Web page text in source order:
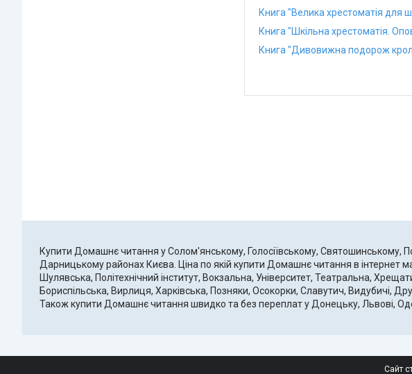
Книга "Велика хрестоматія для
Книга "Шкільна хрестоматія.
Книга "Дивовижна подорож
Купити Домашнє читання у Солом'янському, Голосіївському, Святошинському,
Дарницькому районах Києва. Ціна по якій купити Домашнє читання в
Шулявська, Політехнічний інститут, Вокзальна, Університет, Театральна,
Бориспільська, Вирлиця, Харківська, Позняки, Осокорки, Славутич, Видубичі,
Також купити Домашнє читання швидко та без переплат у Донецьку, Львові,
Сайт